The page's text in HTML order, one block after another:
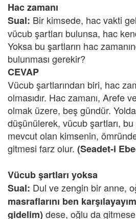
Hac zamanı
Sual: Bir kimsede, hac vakti
vücub şartları bulunsa, hac
Yoksa bu şartların hac
bulunması gerekir?
CEVAP
Vücub şartlarından biri, hac
olmasıdır. Hac zamanı, Arefe
olmak üzere, beş gündür.
düşünülerek, vücub şartları,
mevcut olan kimsenin,
gitmesi farz olur. (Seadet-i
Vücub şartları yoksa
Sual: Dul ve zengin bir anne,
masraflarını ben
gidelim) dese, oğlu da